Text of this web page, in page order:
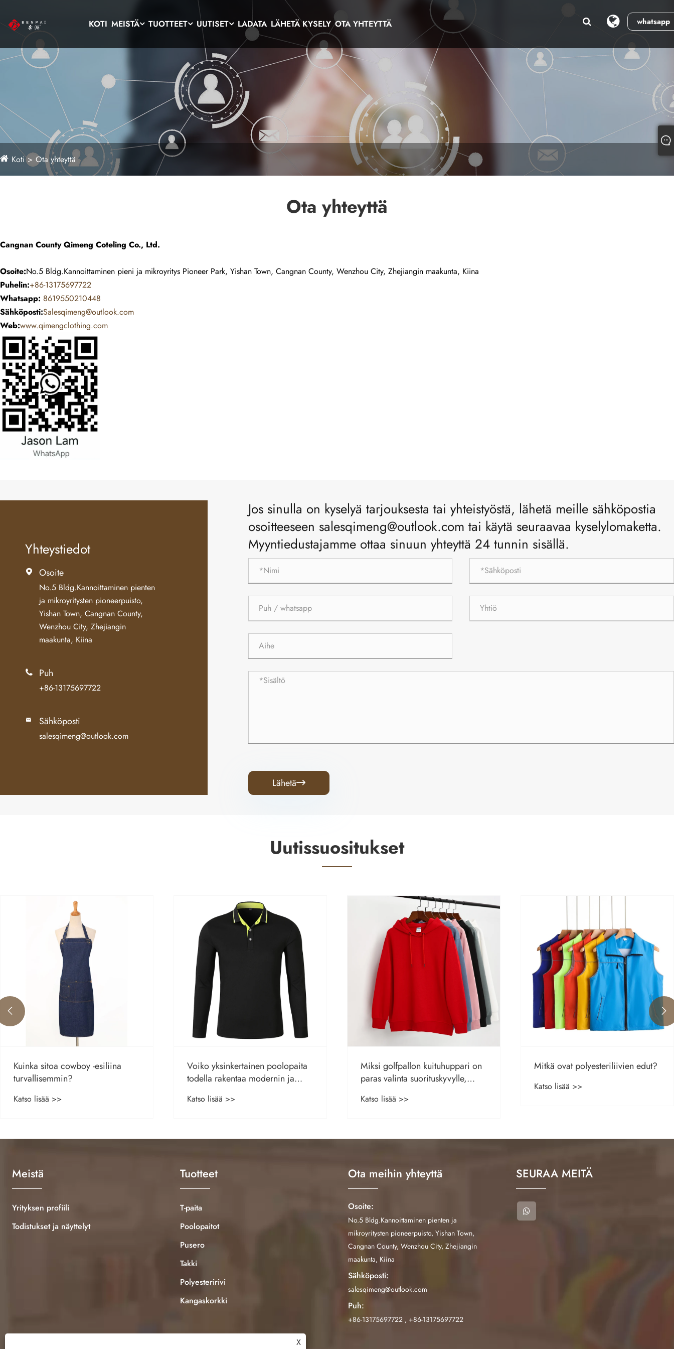
whatsapp
KOTI MEISTÄ TUOTTEET UUTISET LADATA LÄHETÄ KYSELY OTA YHTEYTTÄ
Koti Ota yhteyttä
Ota yhteyttä
Cangnan County Qimeng Coteling Co., Ltd.
Osoite:No.5 Bldg.Kannoittaminen pieni ja mikroyritys Pioneer Park, Yishan Town, Cangnan County, Wenzhou City, Zhejiangin maakunta, Kiina
Puhelin:+86-13175697722
Whatsapp: 8619550210448
Sähköposti:Salesqimeng@outlook.com
Web:www.qimengclothing.com
Yhteystiedot
 Osoite
No.5 Bldg.Kannoittaminen pienten
ja mikroyritysten pioneerpuisto,
Yishan Town, Cangnan County,
Wenzhou City, Zhejiangin
maakunta, Kiina
 Puh
+86-13175697722
 Sähköposti
salesqimeng@outlook.com
Jos sinulla on kyselyä tarjouksesta tai yhteistyöstä, lähetä meille sähköpostia
osoitteeseen salesqimeng@outlook.com tai käytä seuraavaa kyselylomaketta.
Myyntiedustajamme ottaa sinuun yhteyttä 24 tunnin sisällä.
Lähetä
Uutissuositukset
Voiko yksinkertainen poolopaita
todella rakentaa modernin ja
Katso lisää >>
Miksi golfpallon kuituhuppari on
paras valinta suorituskyvylle,
muotille
Katso lisää >>
Mitkä ovat polyesteriliivien edut?
Katso lisää >>
Polyesteriliivi: täydellinen
 
Meistä
Yrityksen profiili
Todistukset ja näyttelyt
Tuotteet
T-paita
Poolopaitot
Pusero
Takki
Polyesteririvi
Kangaskorkki
Ota meihin yhteyttä
Osoite:
No.5 Bldg.Kannoittaminen pienten ja
mikroyritysten pioneerpuisto, Yishan Town,
Cangnan County, Wenzhou City, Zhejiangin
maakunta, Kiina
Sähköposti:
salesqimeng@outlook.com
Puh:
+86-13175697722 , +86-13175697722
SEURAA MEITÄ
X